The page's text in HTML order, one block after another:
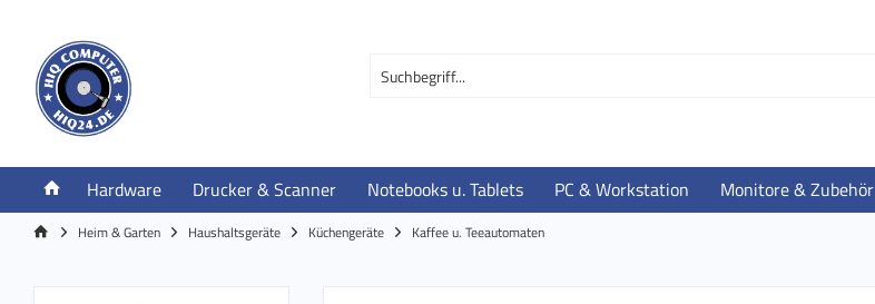
Hardware Drucker & Scanner Notebooks u. Tablets PC & Workstation Monitore & Zubehör
Heim & Garten Haushaltsgeräte Küchengeräte Kaffee u. Teeautomaten